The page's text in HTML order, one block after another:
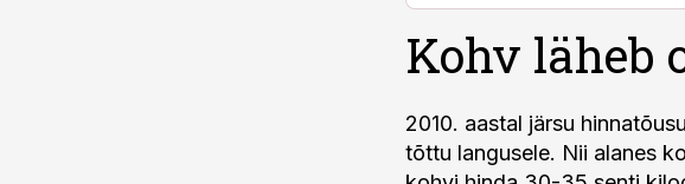
Kohv läheb
2010. aastal järsu
tõttu langusele. Nii alanes